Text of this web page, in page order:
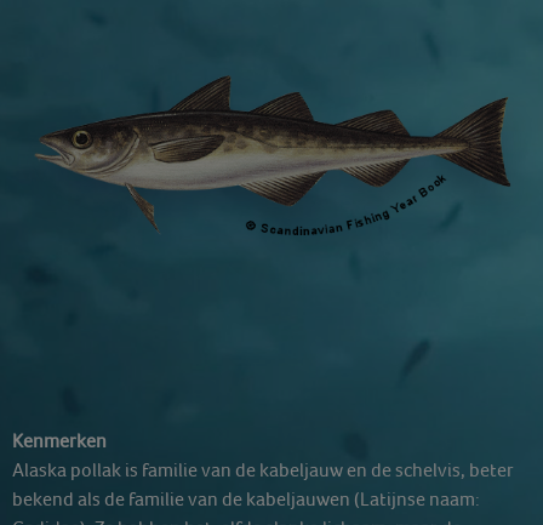
Kenmerken
Alaska pollak is familie van de kabeljauw en de schelvis, beter
bekend als de familie van de kabeljauwen (Latijnse naam: